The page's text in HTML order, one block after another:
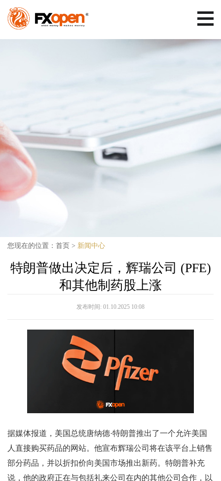
您现在的位置： 首页 > 新闻中心
特朗普做出决定后，辉瑞公司 (PFE)
和其他制药股上涨
发布时间: 01.10.2025 10:08
据媒体报道，美国总统唐纳德·特朗普推出了一个允许美国
人直接购买药品的网站。他宣布辉瑞公司将在该平台上销售
部分药品，并以折扣价向美国市场推出新药。特朗普补充
说，他的政府正在与包括礼来公司在内的其他公司合作，以